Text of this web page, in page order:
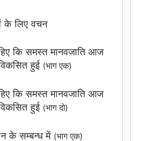
के लिए वचन
कि समस्त मानवजाति आज
हुई (भाग एक)
कि समस्त मानवजाति आज
हुई (भाग दो)
के सम्बन्ध में (भाग एक)